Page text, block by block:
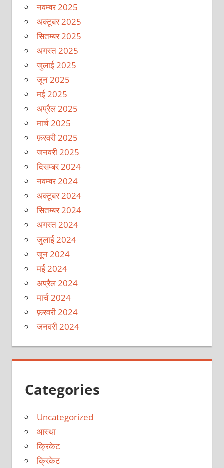
नवम्बर 2025
अक्टूबर 2025
सितम्बर 2025
अगस्त 2025
जुलाई 2025
जून 2025
मई 2025
अप्रैल 2025
मार्च 2025
फ़रवरी 2025
जनवरी 2025
दिसम्बर 2024
नवम्बर 2024
अक्टूबर 2024
सितम्बर 2024
अगस्त 2024
जुलाई 2024
जून 2024
मई 2024
अप्रैल 2024
मार्च 2024
फ़रवरी 2024
जनवरी 2024
Categories
Uncategorized
आस्था
क्रिकेट
क्रिकेट